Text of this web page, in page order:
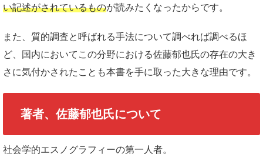
い記述がされているものが読みたくなったからです。
また、質的調査と呼ばれる手法について調べれば調べるほ
ど、国内においてこの分野における佐藤郁也氏の存在の大き
さに気付かされたことも本書を手に取った大きな理由です。
著者、佐藤郁也氏について
社会学的エスノグラフィーの第一人者。